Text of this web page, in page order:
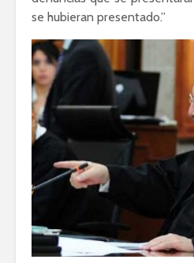
se hubieran presentado.”